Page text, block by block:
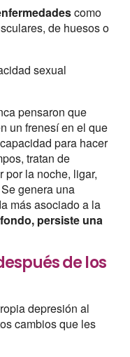
como
de huesos o
sexual
pensaron que
un frenesí en el que
para hacer
tratan de
por la noche, ligar,
genera una
más asociado a la
persiste una
de los
depresión al
cambios que les